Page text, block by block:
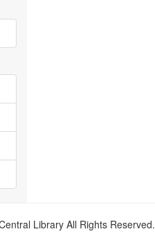
Library All Rights Reserved.